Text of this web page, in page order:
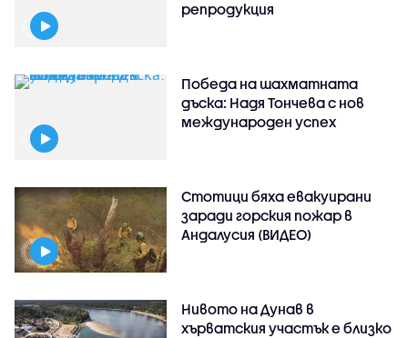
репродукция
Победа на шахматната
дъска: Надя Тончева с нов
международен успех
Стотици бяха евакуирани
заради горския пожар в
Андалусия (ВИДЕО)
Нивото на Дунав в
хърватския участък е близко